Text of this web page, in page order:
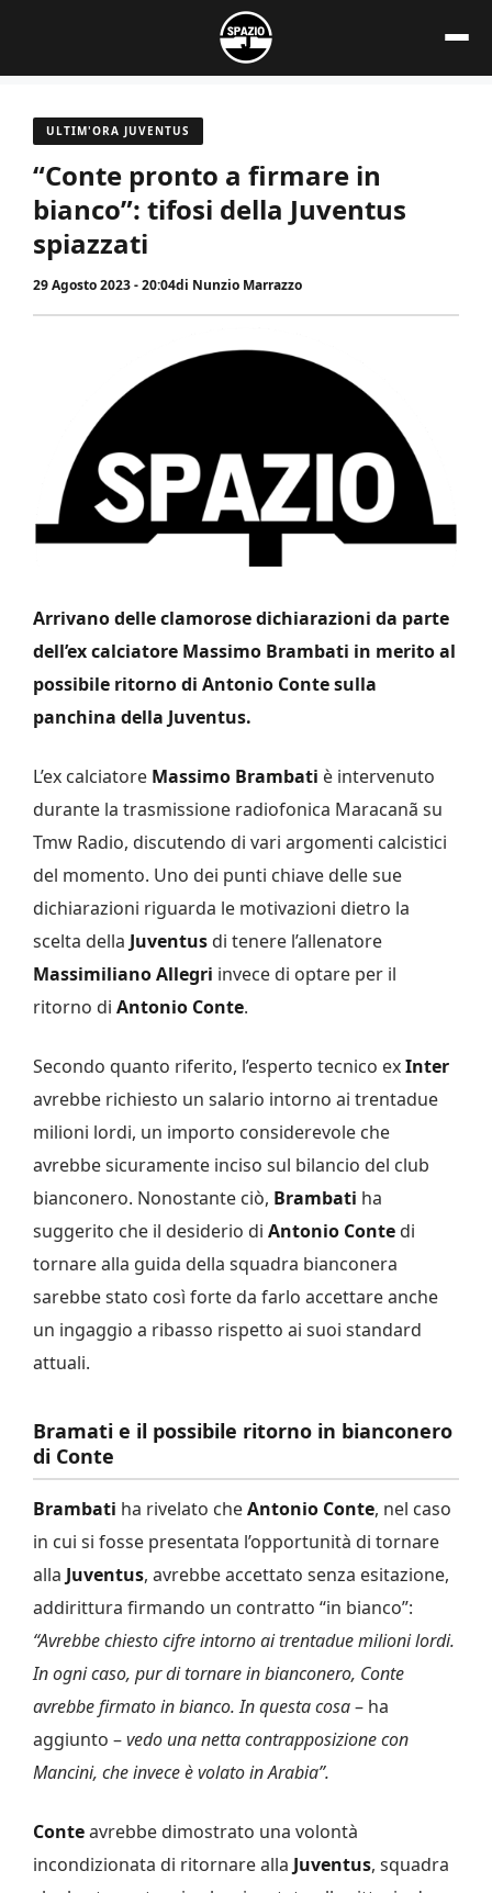
contenuto
ULTIM'ORA JUVENTUS
“Conte pronto a firmare in
bianco”: tifosi della Juventus
spiazzati
29 Agosto 2023 - 20:04di Nunzio Marrazzo
Arrivano delle clamorose dichiarazioni da parte
dell’ex calciatore Massimo Brambati in merito al
possibile ritorno di Antonio Conte sulla
panchina della Juventus.
L’ex calciatore Massimo Brambati è intervenuto
durante la trasmissione radiofonica Maracanã su
Tmw Radio, discutendo di vari argomenti calcistici
del momento. Uno dei punti chiave delle sue
dichiarazioni riguarda le motivazioni dietro la
scelta della Juventus di tenere l’allenatore
Massimiliano Allegri invece di optare per il
ritorno di Antonio Conte.
Secondo quanto riferito, l’esperto tecnico exInter
avrebbe richiesto un salario intorno ai trentadue
milioni lordi, un importo considerevole che
avrebbe sicuramente inciso sul bilancio del club
bianconero. Nonostante ciò, Brambati ha
suggerito che il desiderio di Antonio Conte di
tornare alla guida della squadra bianconera
sarebbe stato così forte da farlo accettare anche
un ingaggio a ribasso rispetto ai suoi standard
attuali.
Bramati e il possibile ritorno in bianconero
di Conte
Brambati ha rivelato cheAntonio Conte, nel caso
in cui si fosse presentata l’opportunità di tornare
alla Juventus, avrebbe accettato senza esitazione,
addirittura firmando un contratto “in bianco”:
“Avrebbe chiesto cifre intorno ai trentadue milioni lordi.
In ogni caso, pur di tornare in bianconero, Conte
avrebbe firmato in bianco. In questa cosa– ha
aggiunto –vedo una netta contrapposizione con
Mancini, che invece è volato in Arabia”.
Conteavrebbe dimostrato una volontà
incondizionata di ritornare alla Juventus, squadra